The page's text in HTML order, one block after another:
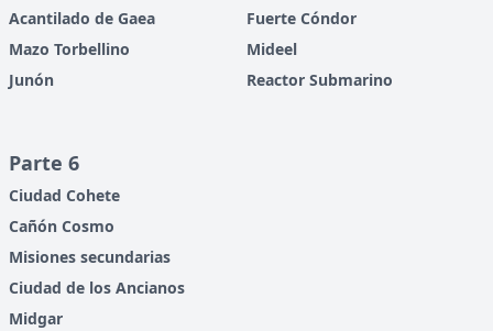
Acantilado de Gaea
Mazo Torbellino
Junón
Fuerte Cóndor
Mideel
Reactor Submarino
Parte 6
Ciudad Cohete
Cañón Cosmo
Misiones secundarias
Ciudad de los Ancianos
Midgar